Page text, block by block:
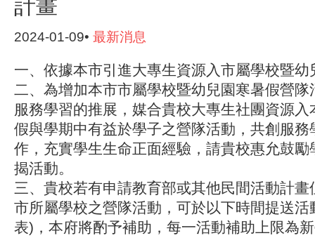
計畫
2024-01-09• 最新消息
一、依據本市引進大專生資源入市屬學校暨幼
二、為增加本市市屬學校暨幼兒園寒暑假營隊
服務學習的推展，媒合貴校大專生社團資源
假與學期中有益於學子之營隊活動，共創服務
作，充實學生生命正面經驗，請貴校惠允鼓勵
揭活動。
三、貴校若有申請教育部或其他民間活動計
市所屬學校之營隊活動，可於以下時間提送活
表)，本府將酌予補助，每一活動補助上限為